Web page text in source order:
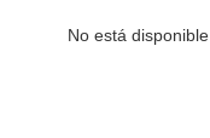
No está disponible